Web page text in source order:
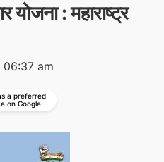
योजना : महाराष्ट्र
06:37 am
a preferred
on Google